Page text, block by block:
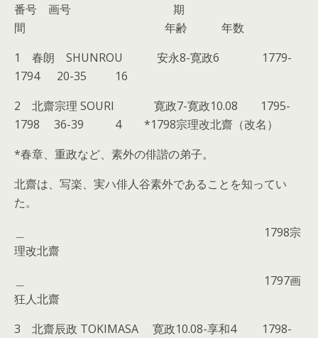
番号 画号 期
間 年齢 年数
1 春朗 SHUNROU 安永8-寛政6 1779-
1794 20-35 16
2 北齋宗理 SOURI 寛政7-寛政10.08 1795-
1798 36-39 4 *1798宗理改北齋（改名）
*春章、重政など、素外の俳諧の弟子。
北齋は、写楽、実ハ俳人谷素外であることを知ってい
た。
＿ 1798宗
理改北齋
＿ 1797画
狂人北齋
3 北齋辰政 TOKIMASA 寛政10.08-享和4 1798-